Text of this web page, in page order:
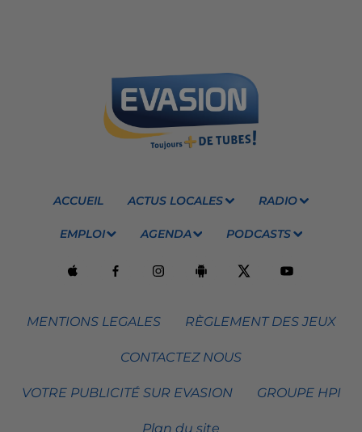
ACCUEIL ACTUS LOCALES RADIO
EMPLOI AGENDA PODCASTS
MENTIONS LEGALES RÈGLEMENT DES JEUX
CONTACTEZ NOUS
VOTRE PUBLICITÉ SUR EVASION GROUPE HPI
Plan du site